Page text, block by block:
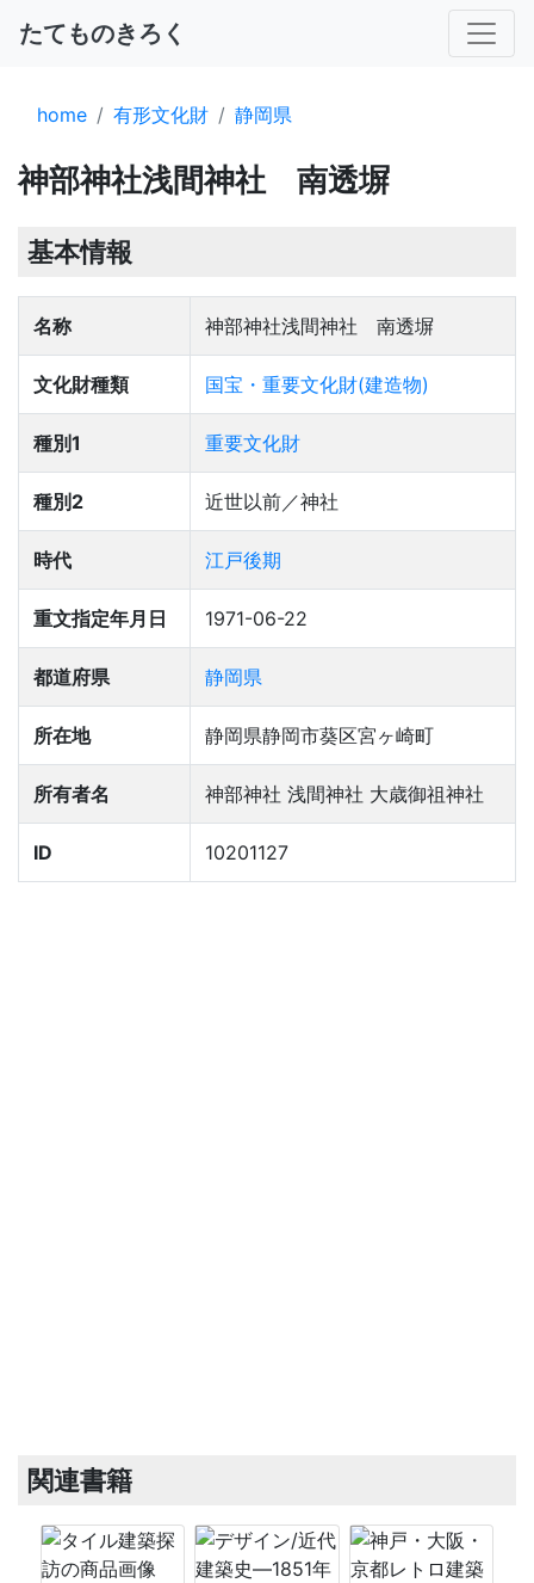
たてものきろく
home 有形文化財 静岡県
神部神社浅間神社 南透塀
基本情報
名称 神部神社浅間神社 南透塀
文化財種類 国宝・重要文化財(建造物)
種別1 重要文化財
種別2 近世以前／神社
時代 江戸後期
重文指定年月日 1971-06-22
都道府県 静岡県
所在地 静岡県静岡市葵区宮ヶ崎町
所有者名 神部神社 浅間神社 大歳御祖神社
ID 10201127
関連書籍